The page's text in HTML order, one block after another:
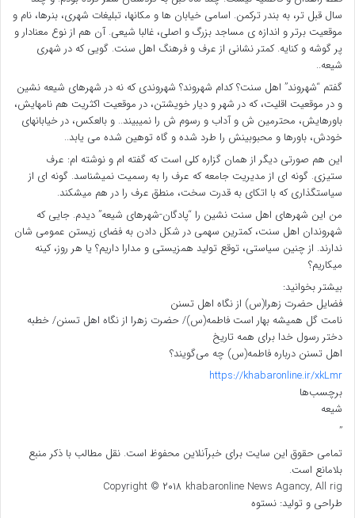
سال قبل تر، به بندر ترکمن. اسامی خیابان ها و مکانها، تبلیغات شهری، بنرها، نام و
موقعیت برتر و اندازه ی مساجد بزرگ و اصلی، غالبا شیعی. آن هم از نوع معنادار و
پر گوشه و کنایه. کمتر نشانی از عرف و فرهنگ اهل سنت. گویی که در شهری
شیعه..
گفتم “شهروند” اهل سنت؟ کدام شهروند؟ شهروندی که نه در شهرهای شیعه نشین
و در موقعیت اقلیت، که در شهر و دیار خویشتن، در موقعیت اکثریت هم نامهایش،
باورهایش، محترمین ش و آداب و رسوم ش را نمیبیند.. و بالعکس، در خیابانهای
خودش، باورها و محبوبینش را طرد شده و گاه توهین شده می یابد..
این هم صورتی دیگر از همان گزاره کلی است که گفته ام و نوشته ام: عرف
ستیزی. گونه ای از مدیریت جامعه که عرف را به رسمیت نمیشناسد. گونه ای از
سیاستگذاری که با اتکای به قدرت سخت، منطق عرف را در هم میشکند.
من این شهرهای اهل سنت نشین را “پادگان-شهرهای شیعه” دیدم. جایی که
شهروندان اهل سنت، کمترین سهمی در شکل دادن به فضای زیستن عمومی شان
ندارند. از چنین سیاستی، توقع تولید همزیستی و مدارا داریم؟ یا هر روز، کینه
میکاریم؟
بیشتر بخوانید:
فضایل حضرت زهرا(س) از نگاه اهل تسنن
نامت گل همیشه بهار است فاطمه(س)/ حضرت زهرا از نگاه اهل تسنن/ خطبه
دختر رسول خدا برای همه تاریخ
اهل تسنن درباره فاطمه(س) چه می‌گویند؟
https://khabaronline.ir/xkLmr
برچسب‌ها
شیعه
”
تمامی حقوق این سایت برای خبرآنلاین محفوظ است. نقل مطالب با ذکر منبع
بلامانع است.
Copyright © ۲۰۱۸ khabaronline News Agancy, All rig
طراحی و تولید: نستوه